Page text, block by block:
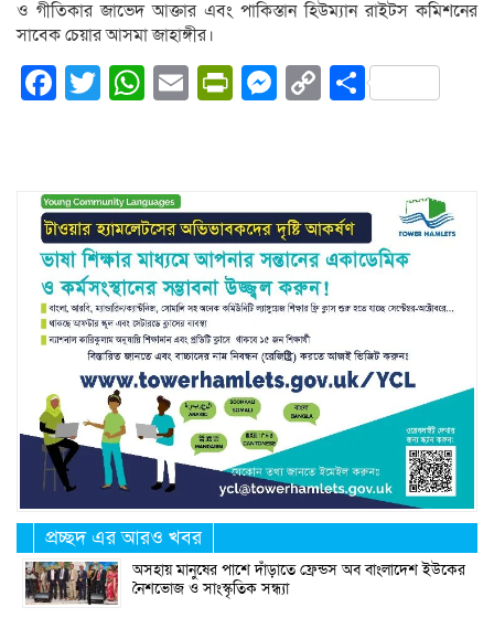
ও গীতিকার জাভেদ আক্তার এবং পাকিস্তান হিউম্যান রাইটস কমিশনের
সাবেক চেয়ার আসমা জাহাঙ্গীর।
Facebook
Twitter
WhatsApp
EmailPrintFriendly
Messenger
CopyShare
প্রচ্ছদ এর আরও খবর
অসহায় মানুষের পাশে দাঁড়াতে ফ্রেন্ডস অব বাংলাদেশ ইউকের
নৈশভোজ ও সাংস্কৃতিক সন্ধ্যা